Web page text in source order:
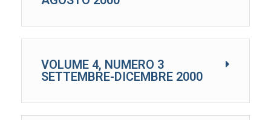
VOLUME 4, NUMERO 3
SETTEMBRE-DICEMBRE 2000